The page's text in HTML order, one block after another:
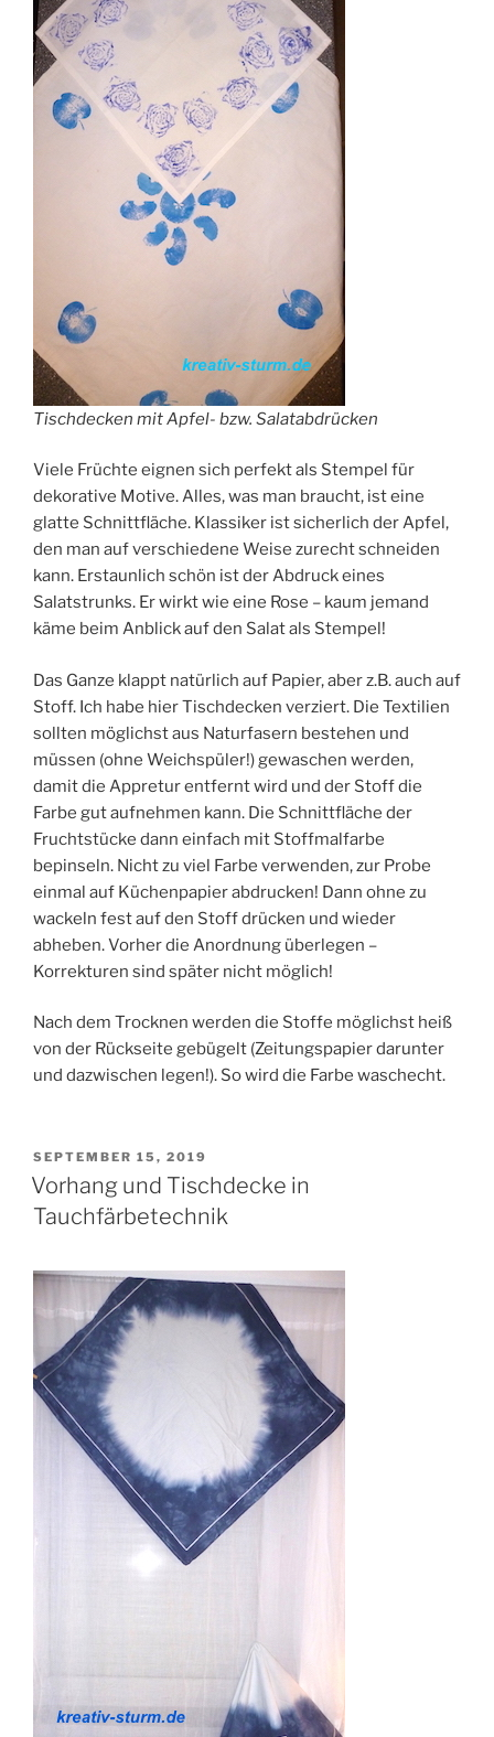
Tischdecken mit Apfel- bzw. Salatabdrücken
Viele Früchte eignen sich perfekt als Stempel für
dekorative Motive. Alles, was man braucht, ist eine
glatte Schnittfläche. Klassiker ist sicherlich der Apfel,
den man auf verschiedene Weise zurecht schneiden
kann. Erstaunlich schön ist der Abdruck eines
Salatstrunks. Er wirkt wie eine Rose – kaum jemand
käme beim Anblick auf den Salat als Stempel!
Das Ganze klappt natürlich auf Papier, aber z.B. auch auf
Stoff. Ich habe hier Tischdecken verziert. Die Textilien
sollten möglichst aus Naturfasern bestehen und
müssen (ohne Weichspüler!) gewaschen werden,
damit die Appretur entfernt wird und der Stoff die
Farbe gut aufnehmen kann. Die Schnittfläche der
Fruchtstücke dann einfach mit Stoffmalfarbe
bepinseln. Nicht zu viel Farbe verwenden, zur Probe
einmal auf Küchenpapier abdrucken! Dann ohne zu
wackeln fest auf den Stoff drücken und wieder
abheben. Vorher die Anordnung überlegen –
Korrekturen sind später nicht möglich!
Nach dem Trocknen werden die Stoffe möglichst heiß
von der Rückseite gebügelt (Zeitungspapier darunter
und dazwischen legen!). So wird die Farbe waschecht.
VERÖFFENTLICHT
AM
SEPTEMBER 15, 2019
Vorhang und Tischdecke in
Tauchfärbetechnik